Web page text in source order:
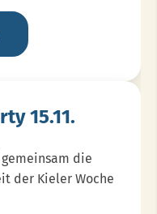
15.11.
gemeinsam die
der Kieler Woche